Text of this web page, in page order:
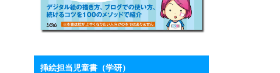
挿絵担当児童書（学研）